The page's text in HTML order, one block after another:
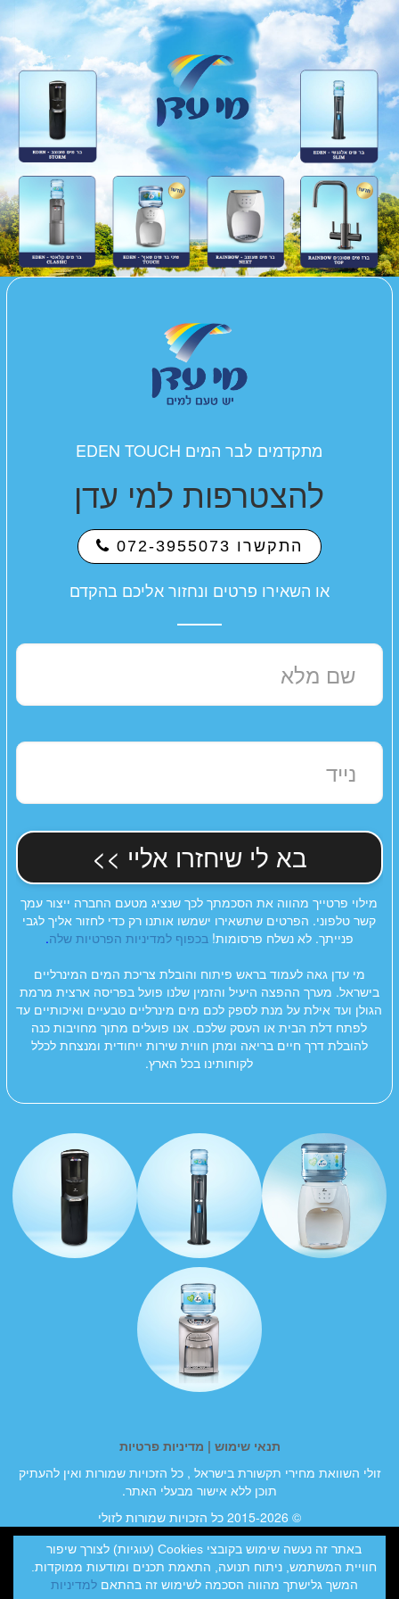
מתקדמים לבר המים EDEN TOUCH
להצטרפות למי עדן
התקשרו 072-3955073
או השאירו פרטים ונחזור אליכם בהקדם
שם מלא
נייד
בא לי שיחזרו אליי >>
מילוי פרטייך מהווה את הסכמתך לכך שנציג מטעם החברה ייצור עמך
קשר טלפוני. הפרטים שתשאירו ישמשו אותנו רק כדי לחזור אליך לגבי
פנייתך. לא נשלח פרסומות! בכפוף למדיניות הפרטיות שלה.
מי עדן גאה לעמוד בראש פיתוח והובלת צריכת המים המינרליים
בישראל. מערך ההפצה היעיל והזמין שלנו פועל בפריסה ארצית מרמת
הגולן ועד אילת על מנת לספק לכם מים מינרליים טבעיים ואיכותיים עד
לפתח דלת הבית או העסק שלכם. אנו פועלים מתוך מחויבות כנה
להובלת דרך חיים בריאה ומתן חווית שירות ייחודית ומנצחת לכלל
לקוחותינו בכל הארץ.
תנאי שימוש | מדיניות פרטיות
זולי השוואת מחירי תקשורת בישראל , כל הזכויות שמורות ואין להעתיק
תוכן ללא אישור מבעלי האתר.
© 2015-2026 כל הזכויות שמורות לזולי
ט.ל.ח מצאתם טעות באתר? צרו איתנו קשר
info@zol-li.co.il
באתר זה נעשה שימוש בקובצי Cookies (עוגיות) לצורך שיפור
חוויית המשתמש, ניתוח תנועה, התאמת תכנים ומודעות ממוקדות.
המשך גלישתך מהווה הסכמה לשימוש זה בהתאםלמדיניות